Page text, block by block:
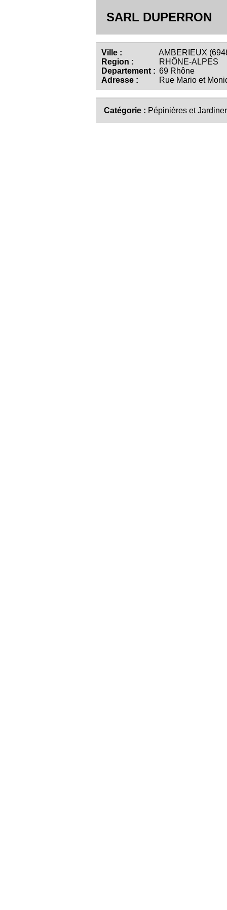
SARL DUPERRON
Ville :
AMBERIEUX
Region :
RHÔNE-ALPES
Departement : 69 Rhône
Adresse :
Rue Mario et
Catégorie : Pépinières et